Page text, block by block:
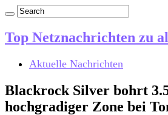
Top Netznachrichten zu
Aktuelle Nachrichten
Blackrock Silver bohrt
hochgradiger Zone bei